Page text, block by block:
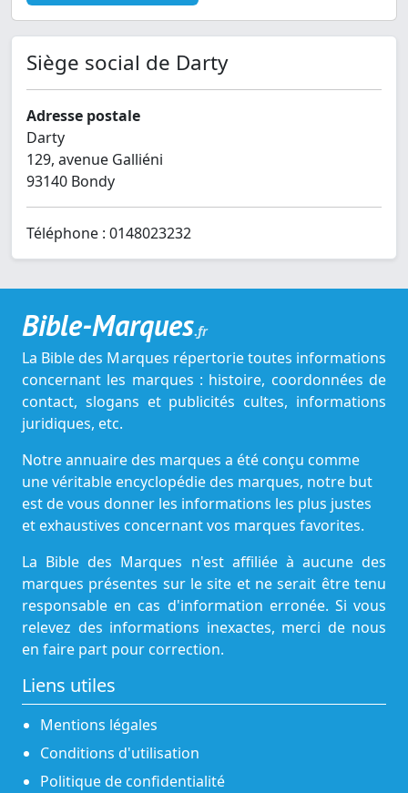
Siège social de Darty
Adresse postale
Darty
129, avenue Galliéni
93140 Bondy
Téléphone : 0148023232
Bible-Marques.fr
La Bible des Marques répertorie toutes informations
concernant les marques : histoire, coordonnées de
contact, slogans et publicités cultes, informations
juridiques, etc.
Notre annuaire des marques a été conçu comme
une véritable encyclopédie des marques, notre but
est de vous donner les informations les plus justes
et exhaustives concernant vos marques favorites.
La Bible des Marques n'est affiliée à aucune des
marques présentes sur le site et ne serait être tenu
responsable en cas d'information erronée. Si vous
relevez des informations inexactes, merci de nous
en faire part pour correction.
Liens utiles
Mentions légales
Conditions d'utilisation
Politique de confidentialité